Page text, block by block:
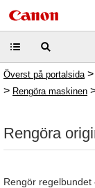
Överst på portalsida >
> Rengöra maskinen
Rengöra
Rengör